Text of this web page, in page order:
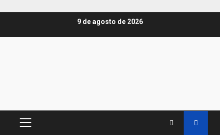
9 de agosto de 2026
MENÚ